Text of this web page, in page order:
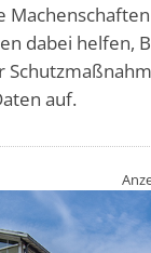
dabei helfen,
auf.